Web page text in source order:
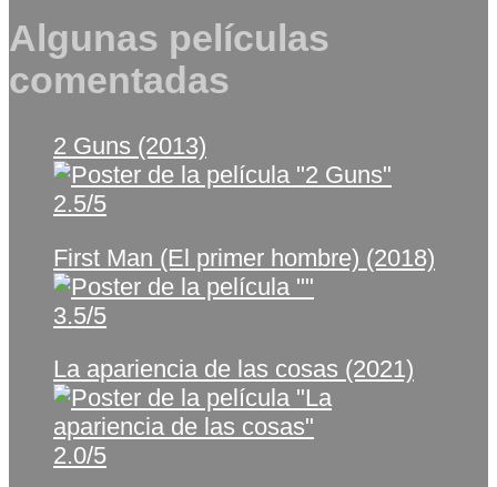
Algunas películas
comentadas
2 Guns (2013)
2.5/5
First Man (El primer hombre) (2018)
3.5/5
La apariencia de las cosas (2021)
2.0/5